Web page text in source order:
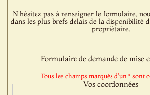
N'hésitez pas à renseigner le formulaire,
dans les plus brefs délais de la disponibilité
propriétaire.
Formulaire de demande de mise
Tous les champs marqués d'un * sont
Vos coordonnées